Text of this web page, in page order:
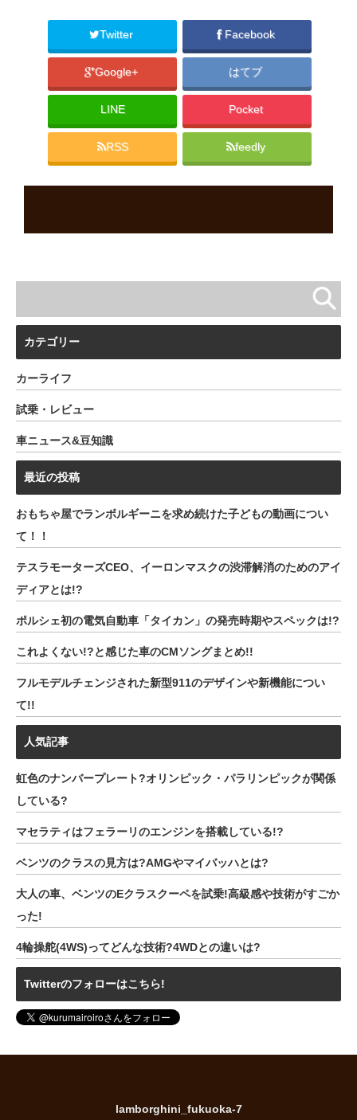
Twitter Facebook
Google+ はてブ
LINE Pocket
RSS feedly
カテゴリー
カーライフ
試乗・レビュー
車ニュース&豆知識
最近の投稿
おもちゃ屋でランボルギーニを求め続けた子どもの動画につい
て！！
テスラモーターズCEO、イーロンマスクの渋滞解消のためのアイ
ディアとは!?
ポルシェ初の電気自動車「タイカン」の発売時期やスペックは!?
これよくない!?と感じた車のCMソングまとめ!!
フルモデルチェンジされた新型911のデザインや新機能につい
て!!
人気記事
虹色のナンバープレート?オリンピック・パラリンピックが関係
している?
マセラティはフェラーリのエンジンを搭載している!?
ベンツのクラスの見方は?AMGやマイバッハとは?
大人の車、ベンツのEクラスクーペを試乗!高級感や技術がすごか
った!
4輪操舵(4WS)ってどんな技術?4WDとの違いは?
Twitterのフォローはこちら!
lamborghini_fukuoka-7